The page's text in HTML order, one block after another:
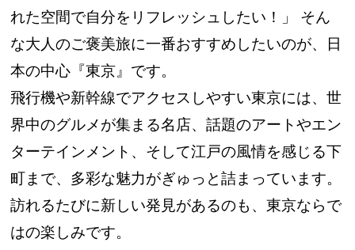
れた空間で自分をリフレッシュしたい！」 そん
な大人のご褒美旅に一番おすすめしたいのが、日
本の中心『東京』です。
飛行機や新幹線でアクセスしやすい東京には、世
界中のグルメが集まる名店、話題のアートやエン
ターテインメント、そして江戸の風情を感じる下
町まで、多彩な魅力がぎゅっと詰まっています。
訪れるたびに新しい発見があるのも、東京ならで
はの楽しみです。